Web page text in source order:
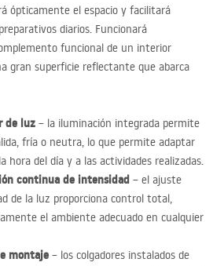
ópticamente el espacio y facilitará
diarios. Funcionará
funcional de un interior
gran superficie reflectante que abarca
de luz – la iluminación integrada permite
fría o neutra, lo que permite adaptar
hora del día y a las actividades realizadas.
continua de intensidad – el ajuste
de la luz proporciona control total,
el ambiente adecuado en cualquier
montaje – los colgadores instalados de